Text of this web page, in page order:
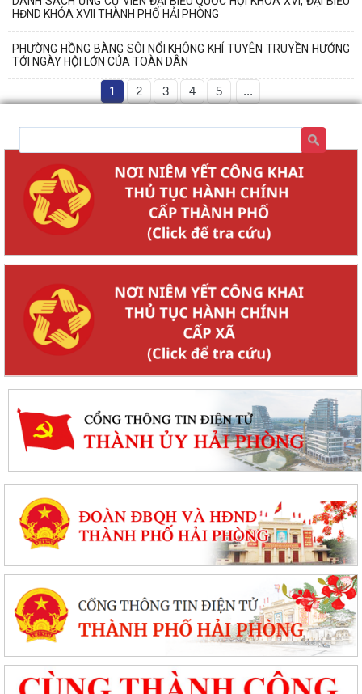
HĐND KHÓA XVII THÀNH PHỐ HẢI PHÒNG
PHƯỜNG HỒNG BÀNG SÔI NỔI KHÔNG KHÍ TUYÊN TRUYỀN HƯỚNG
TỚI NGÀY HỘI LỚN CỦA TOÀN DÂN
1 2 3 4 5 ...